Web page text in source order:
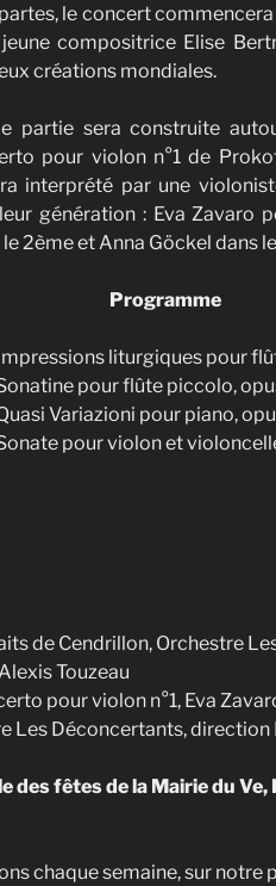
le concert
compositrice Elise
créations mondiales.
partie sera construite
pour violon n°1 de
interprété par une
génération : Eva Zavaro
2ème et Anna Göckel dans
Programme
liturgiques pour
pour flûte piccolo,
Variazioni pour piano,
pour violon et
de Cendrillon, Orchestre
Touzeau
pour violon n°1, Eva
Les Déconcertants, direction
des fêtes de la Mairie du
chaque semaine, sur notre